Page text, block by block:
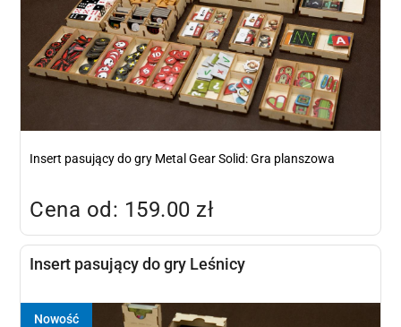
Insert pasujący do gry Metal Gear Solid: Gra planszowa
Cena od: 159.00 zł
Insert pasujący do gry Leśnicy
Nowość